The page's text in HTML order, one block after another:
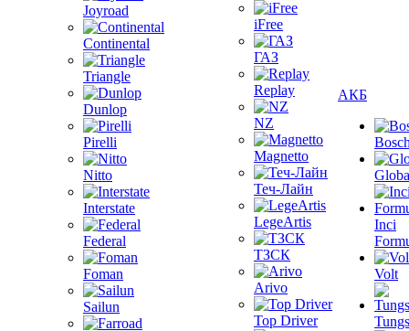
Joyroad
Continental
Triangle
Dunlop
Pirelli
Nitto
Interstate
Federal
Foman
Sailun
iFree
ГАЗ
Replay
NZ
Magnetto
Теч-Лайн
LegeArtis
ТЗСК
Arivo
Top Driver
АКБ
Inci
Volt